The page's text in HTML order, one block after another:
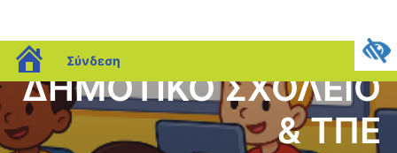
blogs.sch.gr
Σύνδεση
ΔΗΜΟΤΙΚΟ ΣΧΟΛΕΙΟ
& ΤΠΕ